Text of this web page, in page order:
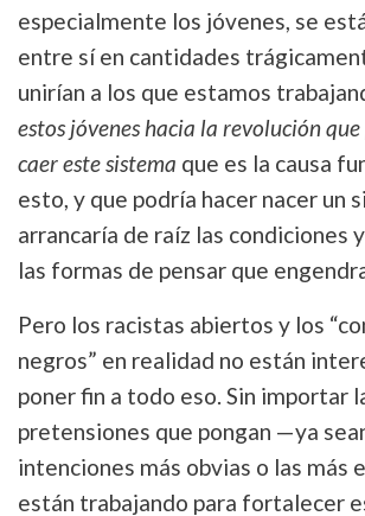
especialmente los jóvenes, se
entre sí en cantidades
unirían a los que estamos
estos jóvenes hacia la revolución
caer este sistema que es la causa
esto, y que podría hacer nacer un
arrancaría de raíz las condiciones
las formas de pensar que
Pero los racistas abiertos y los
negros” en realidad no están
poner fin a todo eso. Sin importar
pretensiones que pongan —ya
intenciones más obvias o las más
están trabajando para fortalecer